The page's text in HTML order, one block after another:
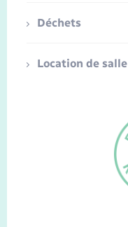
Déchets
Location de salle